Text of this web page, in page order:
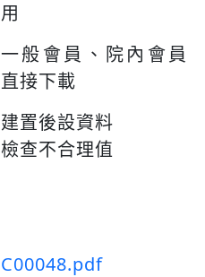
用
一般會員、院內會員
直接下載
建置後設資料
檢查不合理值
C00048.pdf